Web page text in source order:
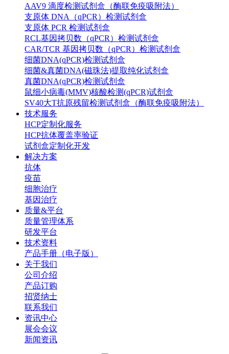
AAV9 滴度检测试剂盒（酶联免疫吸附法）
支原体 DNA（qPCR）检测试剂盒
支原体 PCR 检测试剂盒
RCL基因拷贝数（qPCR）检测试剂盒
CAR/TCR 基因拷贝数（qPCR）检测试剂盒
细菌DNA(qPCR)检测试剂盒
细菌&真菌DNA(磁珠法)提取纯化试剂盒
真菌DNA(qPCR)检测试剂盒
鼠细小病毒(MMV)核酸检测(qPCR)试剂盒
SV40大T抗原残留检测试剂盒（酶联免疫吸附法）
技术服务
HCP定制化服务
HCP抗体覆盖率验证
试剂盒定制化开发
解决方案
抗体
疫苗
细胞治疗
基因治疗
质量&平台
质量管理体系
研发平台
技术资料
产品手册（电子版）
关于我们
公司介绍
产品订购
招贤纳士
联系我们
资讯中心
展会会议
新闻资讯